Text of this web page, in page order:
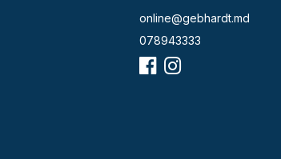
online@gebhardt.md
078943333